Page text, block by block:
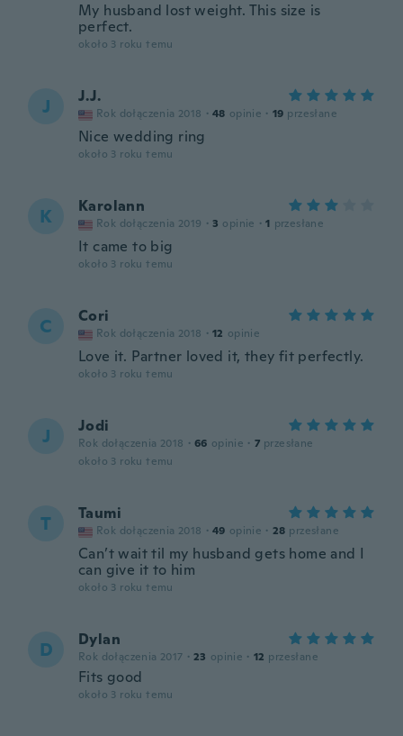
My husband lost weight. This size is
perfect.
około 3 roku temu
J J.J.
Rok dołączenia 2018 · 48 opinie · 19 przesłane
Nice wedding ring
około 3 roku temu
K Karolann
Rok dołączenia 2019 · 3 opinie · 1 przesłane
It came to big
około 3 roku temu
C Cori
Rok dołączenia 2018 · 12 opinie
Love it. Partner loved it, they fit perfectly.
około 3 roku temu
J Jodi
Rok dołączenia 2018 · 66 opinie · 7 przesłane
około 3 roku temu
T Taumi
Rok dołączenia 2018 · 49 opinie · 28 przesłane
Can’t wait til my husband gets home and I
can give it to him
około 3 roku temu
D Dylan
Rok dołączenia 2017 · 23 opinie · 12 przesłane
Fits good
około 3 roku temu